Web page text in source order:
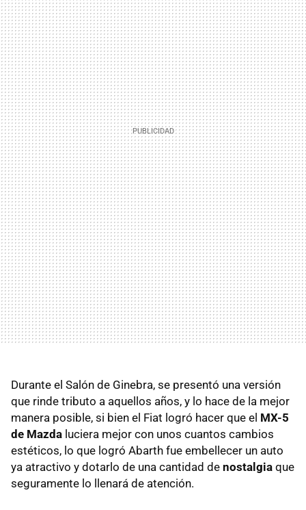
Durante el Salón de Ginebra, se presentó una versión
que rinde tributo a aquellos años, y lo hace de la mejor
manera posible, si bien el Fiat logró hacer que el MX-5
de Mazda luciera mejor con unos cuantos cambios
estéticos, lo que logró Abarth fue embellecer un auto
ya atractivo y dotarlo de una cantidad de nostalgia que
seguramente lo llenará de atención.